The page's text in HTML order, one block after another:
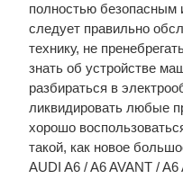
полностью
следует правильно
технику, не
знать об устройстве
разбираться в
ликвидировать любые
хорошо
такой, как новое
AUDI A6 / A6 AVANT /